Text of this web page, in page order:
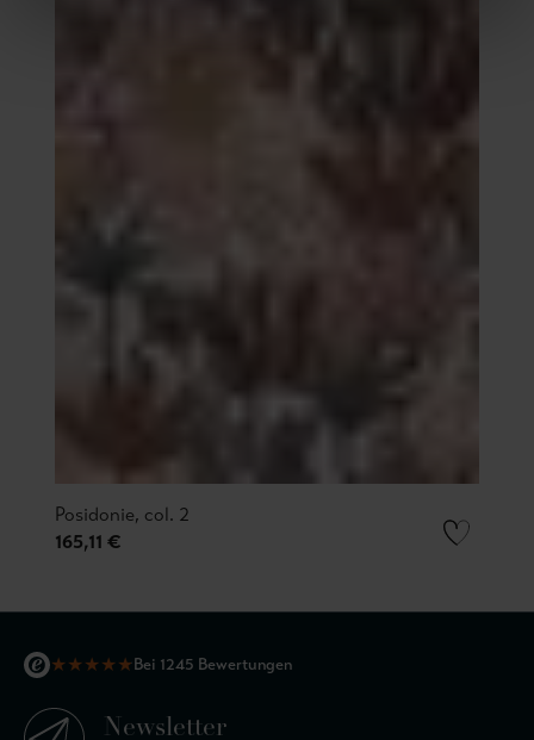
Posidonie, col. 2
165,11 €
★★★★★Bei 1245 Bewertungen
Newsletter